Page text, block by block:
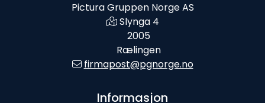
Pictura Gruppen Norge AS
Slynga 4
2005
Rælingen
firmapost@pgnorge.no
Informasjon